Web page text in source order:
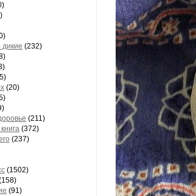
(232)
(20)
(211)
(372)
(237)
(1502)
(91)